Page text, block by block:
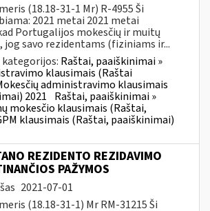
(18.18-31-1 Mr) R-4955 Ši
2021 metai 2021 metai
Portugalijos mokesčių ir muitų
jog savo rezidentams (fiziniams ir...
kategorijos: Raštai, paaiškinimai »
klausimais (Raštai
administravimo klausimais
2021 Raštai, paaiškinimai »
mokesčio klausimais (Raštai,
klausimais (Raštai, paaiškinimai)
REZIDENTO REZIDAVIMO
PAŽYMOS
2021-07-01
(18.18-31-1) Mr RM-31215 Ši